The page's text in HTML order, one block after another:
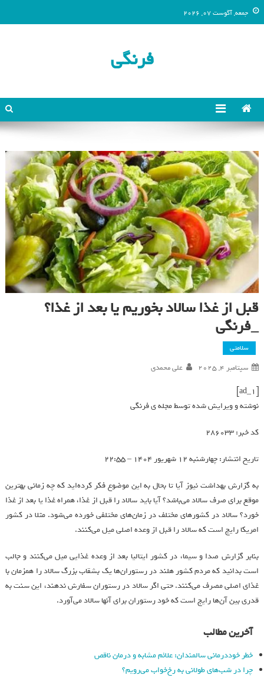
جمعه, آگوست 07, 2026
فرنگی
قبل از غذا سالاد بخوریم یا بعد از غذا؟
_فرنگی
سلامتی
سپتامبر 4, 2025 علی محمدی
نوشته و ویرایش شده توسط مجله ی فرنگی
کد خبر: 286033
تاریخ انتشار: چهارشنبه 12 شهريور 1404 – 22:55
به گزارش بهداشت نیوز آیا تا بحال به این موضوع فکر کرده‌اید که چه زمانی بهترین
موقع برای صرف سالاد می‌باشد؟ آیا باید سالاد را قبل از غذا، همراه غذا یا بعد از غذا
خورد؟ سالاد در کشورهای مختلف در زمان‌های مختلفی خورده می‌شود. مثلا در کشور
امریکا رایج است که سالاد را قبل از وعده اصلی میل می‌کنند.
بنابر گزارش صدا و سیما، در کشور ایتالیا بعد از وعده غذایی میل می‌کنند و جالب
است بدانید که مردم کشور هلند در رستوران‌ها یک بشقاب بزرگ سالاد را همزمان با
غذای اصلی مصرف می‌کنند. حتی اگر سالاد در رستوران سفارش ندهند، این سنت به
قدری بین آن‌ها رایج است که خود رستوران برای آنها سالاد می‌آورد.
آخرین مطالب
خطر خوددرمانی سالمندان: علائم مشابه و درمان ناقص
چرا در شب‌های طولانی به رخ‌خواب می‌رویم؟